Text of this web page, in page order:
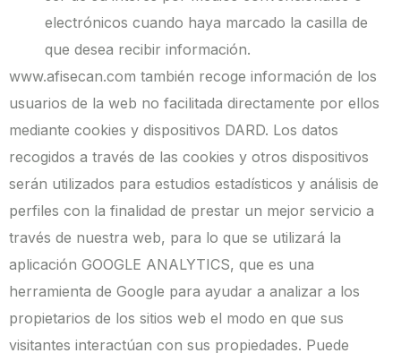
electrónicos cuando haya marcado la casilla de
que desea recibir información.
www.afisecan.com también recoge información de los
usuarios de la web no facilitada directamente por ellos
mediante cookies y dispositivos DARD. Los datos
recogidos a través de las cookies y otros dispositivos
serán utilizados para estudios estadísticos y análisis de
perfiles con la finalidad de prestar un mejor servicio a
través de nuestra web, para lo que se utilizará la
aplicación GOOGLE ANALYTICS, que es una
herramienta de Google para ayudar a analizar a los
propietarios de los sitios web el modo en que sus
visitantes interactúan con sus propiedades. Puede